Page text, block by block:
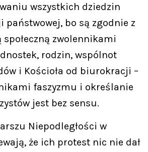
wszystkich dziedzin
państwowej, bo są zgodnie z
zwolennikami
rodzin, wspólnot
i Kościoła od biurokracji –
faszyzmu i określanie
jest bez sensu.
Niepodległości w
że ich protest nic nie dał